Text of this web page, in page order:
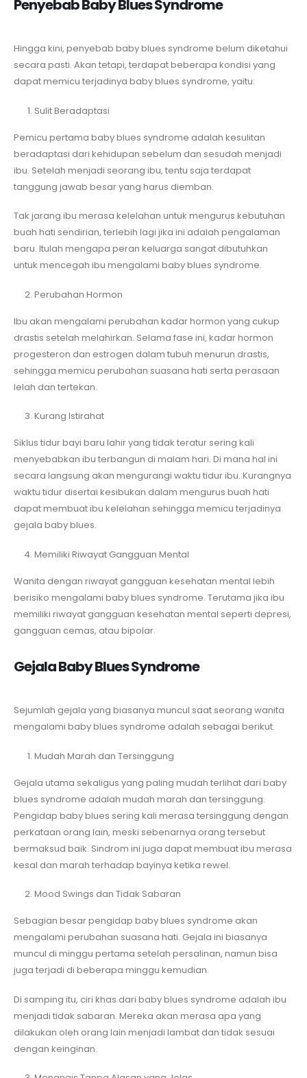
Penyebab Baby Blues Syndrome
Hingga kini, penyebab baby blues syndrome belum diketahui
secara pasti. Akan tetapi, terdapat beberapa kondisi yang
dapat memicu terjadinya baby blues syndrome, yaitu:
Sulit Beradaptasi
Pemicu pertama baby blues syndrome adalah kesulitan
beradaptasi dari kehidupan sebelum dan sesudah menjadi
ibu. Setelah menjadi seorang ibu, tentu saja terdapat
tanggung jawab besar yang harus diemban.
Tak jarang ibu merasa kelelahan untuk mengurus kebutuhan
buah hati sendirian, terlebih lagi jika ini adalah pengalaman
baru. Itulah mengapa peran keluarga sangat dibutuhkan
untuk mencegah ibu mengalami baby blues syndrome.
Perubahan Hormon
Ibu akan mengalami perubahan kadar hormon yang cukup
drastis setelah melahirkan. Selama fase ini, kadar hormon
progesteron dan estrogen dalam tubuh menurun drastis,
sehingga memicu perubahan suasana hati serta perasaan
lelah dan tertekan.
Kurang Istirahat
Siklus tidur bayi baru lahir yang tidak teratur sering kali
menyebabkan ibu terbangun di malam hari. Di mana hal ini
secara langsung akan mengurangi waktu tidur ibu. Kurangnya
waktu tidur disertai kesibukan dalam mengurus buah hati
dapat membuat ibu kelelahan sehingga memicu terjadinya
gejala baby blues.
Memiliki Riwayat Gangguan Mental
Wanita dengan riwayat gangguan kesehatan mental lebih
berisiko mengalami baby blues syndrome. Terutama jika ibu
memiliki riwayat gangguan kesehatan mental seperti depresi,
gangguan cemas, atau bipolar.
Gejala Baby Blues Syndrome
Sejumlah gejala yang biasanya muncul saat seorang wanita
mengalami baby blues syndrome adalah sebagai berikut.
Mudah Marah dan Tersinggung
Gejala utama sekaligus yang paling mudah terlihat dari baby
blues syndrome adalah mudah marah dan tersinggung.
Pengidap baby blues sering kali merasa tersinggung dengan
perkataan orang lain, meski sebenarnya orang tersebut
bermaksud baik. Sindrom ini juga dapat membuat ibu merasa
kesal dan marah terhadap bayinya ketika rewel.
Mood Swings dan Tidak Sabaran
Sebagian besar pengidap baby blues syndrome akan
mengalami perubahan suasana hati. Gejala ini biasanya
muncul di minggu pertama setelah persalinan, namun bisa
juga terjadi di beberapa minggu kemudian.
Di samping itu, ciri khas dari baby blues syndrome adalah ibu
menjadi tidak sabaran. Mereka akan merasa apa yang
dilakukan oleh orang lain menjadi lambat dan tidak sesuai
dengan keinginan.